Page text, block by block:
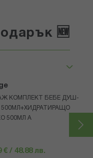
🆕
КОМПЛЕКТ БЕБЕ ДУШ-
500МЛ+ХИДРАТИРАЩО
500МЛ A
€ / 48.88 лв.